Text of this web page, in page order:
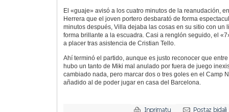
El «guaje» avisó a los cuatro minutos de la reanudación,
Herrera que el joven portero desbarató de forma
minutos después, Villa dejaba las cosas en su sitio con un
forma brillante a la escuadra. Casi a renglón seguido, el
a placer tras asistencia de Cristian Tello.
Ahí terminó el partido, aunque es justo reconocer que
hubo un tanto de Miki mal anulado por fuera de juego
cambiado nada, pero marcar dos o tres goles en el Camp
añadido al de poder jugar en casa del Barcelona.